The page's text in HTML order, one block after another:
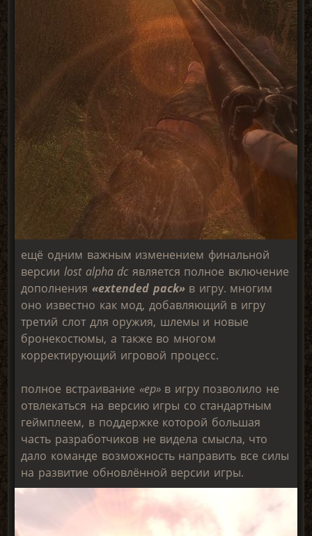
ещё одним важным изменением финальной
версии lost alpha dc является полное включение
дополнения «extended pack»в игру. многим
оно известно как мод, добавляющий в игру
третий слот для оружия, шлемы и новые
бронекостюмы, а также во многом
корректирующий игровой процесс.
полное встраивание «ep»в игру позволило не
отвлекаться на версию игры со стандартным
геймплеем, в поддержке которой большая
часть разработчиков не видела смысла, что
дало команде возможность направить все силы
на развитие обновлённой версии игры.